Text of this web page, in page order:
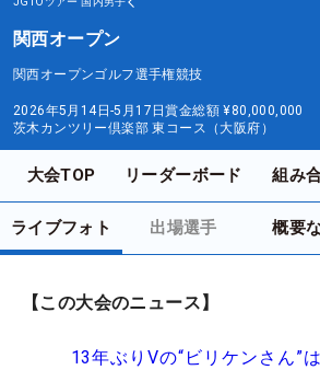
関西オープン
関西オープンゴルフ選手権競技
2026年5月14日-5月17日賞金総額 ¥80,000,000
茨木カンツリー倶楽部 東コース（大阪府）
大会TOP リーダーボード 組み
ライブフォト 出場選手 概要
【この大会のニュース】
13年ぶりVの“ビリケンさん”